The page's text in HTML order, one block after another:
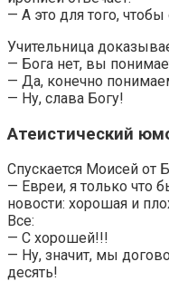
— А это для того, чтобы
Учительница
— Бога нет, вы
— Да, конечно
— Ну, слава Богу!
Атеистический
Спускается Моисей от
— Евреи, я только что
новости: хорошая и
Все:
— С хорошей!!!
— Ну, значит, мы
десять!